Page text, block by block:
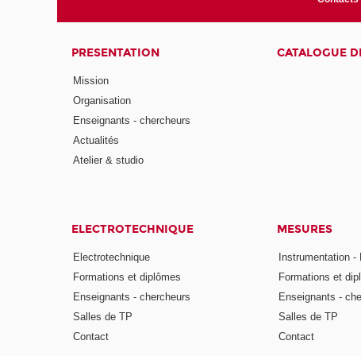
PRESENTATION
Mission
Organisation
Enseignants - chercheurs
Actualités
Atelier & studio
CATALOGUE
ELECTROTECHNIQUE
Electrotechnique
Formations et diplômes
Enseignants - chercheurs
Salles de TP
Contact
MESURES
Instrumentation -
Formations et
Enseignants -
Salles de TP
Contact